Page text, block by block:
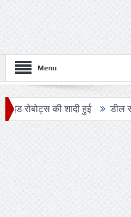
Menu
शादी हुई डील साइन करने का